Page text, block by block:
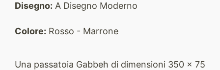
Disegno: A Disegno Moderno
Colore: Rosso - Marrone
Una passatoia Gabbeh di dimensioni 350 x 75